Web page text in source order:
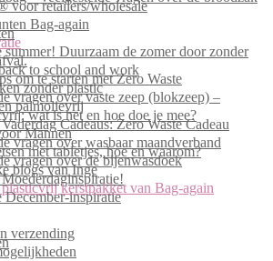
voor retailers/wholesale
Bag-again
summer! Duurzaam de zomer door zonder
to school and work
om te starten met Zero Waste
zonder plastic
vragen over vaste zeep (blokzeep) –
palmolievrij
wat is het en hoe doe je mee?
Cadeaus: Zero Waste Cadeau
Mannen
vragen over wasbaar maandverband
met tabletjes, hoe en waarom?
vragen over de bijenwasdoek
blogs van Inge
kerstpakket van Bag-again
December-inspiratie
verzending